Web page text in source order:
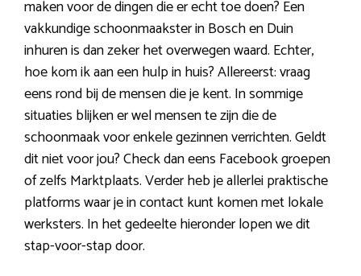
maken voor de dingen die er echt toe doen? Een
vakkundige schoonmaakster in Bosch en Duin
inhuren is dan zeker het overwegen waard. Echter,
hoe kom ik aan een hulp in huis? Allereerst: vraag
eens rond bij de mensen die je kent. In sommige
situaties blijken er wel mensen te zijn die de
schoonmaak voor enkele gezinnen verrichten. Geldt
dit niet voor jou? Check dan eens Facebook groepen
of zelfs Marktplaats. Verder heb je allerlei praktische
platforms waar je in contact kunt komen met lokale
werksters. In het gedeelte hieronder lopen we dit
stap-voor-stap door.